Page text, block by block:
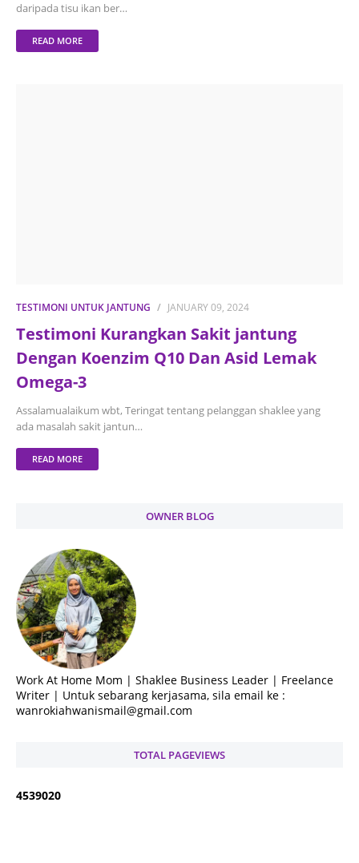
daripada tisu ikan ber…
READ MORE
TESTIMONI UNTUK JANTUNG JANUARY 09, 2024
Testimoni Kurangkan Sakit jantung
Dengan Koenzim Q10 Dan Asid Lemak
Omega-3
Assalamualaikum wbt, Teringat tentang pelanggan shaklee yang
ada masalah sakit jantun…
READ MORE
OWNER BLOG
Work At Home Mom | Shaklee Business Leader | Freelance
Writer | Untuk sebarang kerjasama, sila email ke :
wanrokiahwanismail@gmail.com
TOTAL PAGEVIEWS
4539020